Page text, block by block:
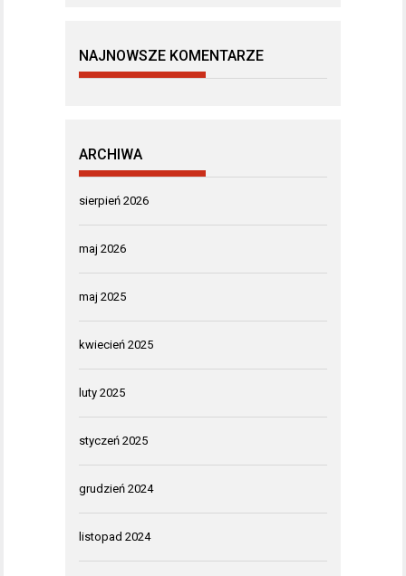
NAJNOWSZE KOMENTARZE
ARCHIWA
sierpień 2026
maj 2026
maj 2025
kwiecień 2025
luty 2025
styczeń 2025
grudzień 2024
listopad 2024